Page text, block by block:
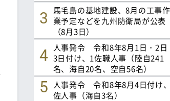
馬毛島の基地建設、8月の工事作
業予定などを九州防衛局が公表
（8月3日）
人事発令 令和8年8月1日・2日
3日付け、1佐職人事（陸自241
名、海自20名、空自56名）
人事発令 令和8年8月4日付け
佐人事（海自3名）